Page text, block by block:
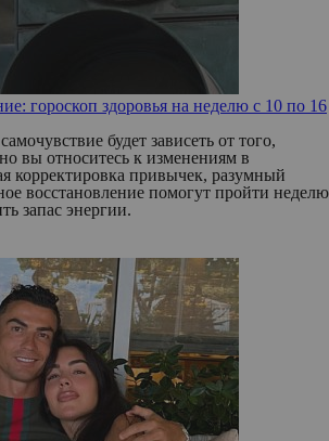
гороскоп здоровья на неделю с 10 по 16
будет зависеть от того,
вы относитесь к изменениям в
корректировка привычек, разумный
восстановление помогут пройти неделю
запас энергии.